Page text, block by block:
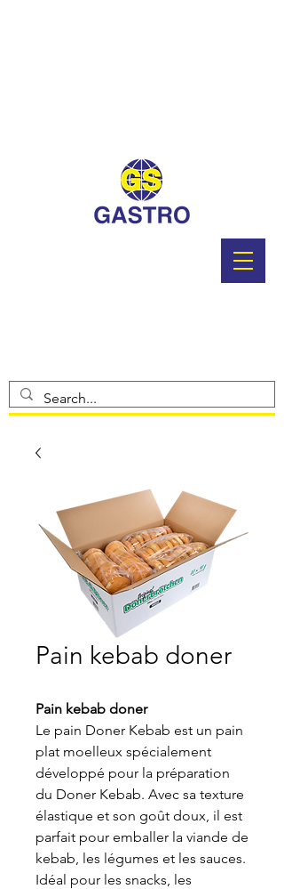
Pain kebab doner
Pain kebab doner
Le pain Doner Kebab est un pain
plat moelleux spécialement
développé pour la préparation
du Doner Kebab. Avec sa texture
élastique et son goût doux, il est
parfait pour emballer la viande de
kebab, les légumes et les sauces.
Idéal pour les snacks, les